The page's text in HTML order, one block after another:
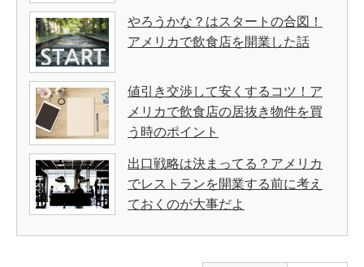
やろうかな？はスタートの合図！
アメリカで飲食店を開業した話
値引き交渉して安くするコツ！ア
メリカで飲食店の居抜き物件を買
う時のポイント
出口戦略は決まってる？アメリカ
でレストランを開業する前に考え
ておくのが大事だよ